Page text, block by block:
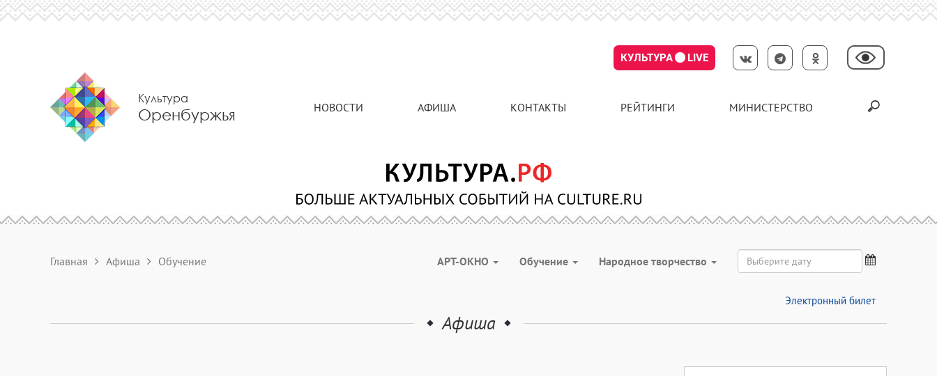
КУЛЬТУРА LIVE
Культура
Оренбуржья НОВОСТИ АФИША КОНТАКТЫ РЕЙТИНГИ МИНИСТЕРСТВО
Главная Афиша Обучение АРТ-ОКНО Обучение Народное творчество
Электронный билет
Афиша